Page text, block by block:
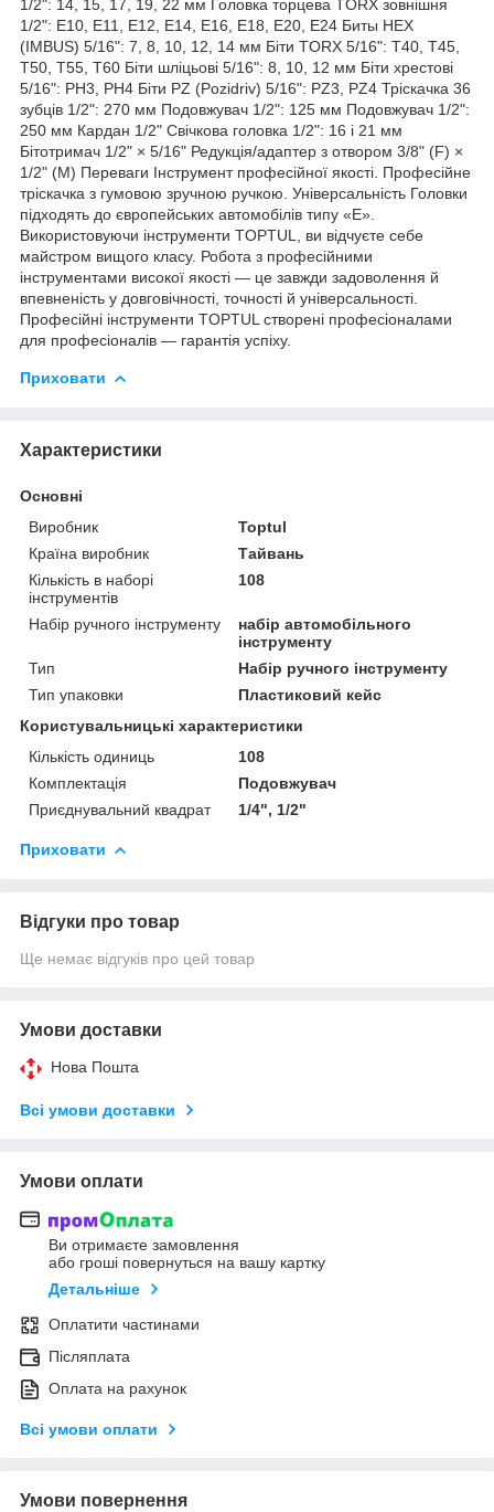
1/2": 14, 15, 17, 19, 22 мм Головка торцева TORX зовнішня
1/2": E10, E11, E12, E14, E16, E18, E20, E24 Биты HEX
(IMBUS) 5/16": 7, 8, 10, 12, 14 мм Біти TORX 5/16": T40, T45,
T50, T55, T60 Біти шліцьові 5/16": 8, 10, 12 мм Біти хрестові
5/16": PH3, PH4 Біти PZ (Pozidriv) 5/16": PZ3, PZ4 Тріскачка 36
зубців 1/2": 270 мм Подовжувач 1/2": 125 мм Подовжувач 1/2":
250 мм Кардан 1/2" Свічкова головка 1/2": 16 і 21 мм
Бітотримач 1/2" × 5/16" Редукція/адаптер з отвором 3/8" (F) ×
1/2" (M) Переваги Інструмент професійної якості. Професійне
тріскачка з гумовою зручною ручкою. Універсальність Головки
підходять до європейських автомобілів типу «E».
Використовуючи інструменти TOPTUL, ви відчуєте себе
майстром вищого класу. Робота з професійними
інструментами високої якості — це завжди задоволення й
впевненість у довговічності, точності й універсальності.
Професійні інструменти TOPTUL створені професіоналами
для професіоналів — гарантія успіху.
Приховати
Характеристики
Основні
Виробник
Toptul
Країна виробник
Тайвань
Кількість в наборі
інструментів
108
Набір ручного інструменту
набір автомобільного
інструменту
Тип
Набір ручного інструменту
Тип упаковки
Пластиковий кейс
Користувальницькі характеристики
Кількість одиниць
108
Комплектація
Подовжувач
Приєднувальний квадрат
1/4", 1/2"
Приховати
Відгуки про товар
Ще немає відгуків про цей товар
Умови доставки
Нова Пошта
Всі умови доставки
Умови оплати
Ви отримаєте замовлення
або гроші повернуться на вашу картку
Детальніше
Оплатити частинами
Післяплата
Оплата на рахунок
Всі умови оплати
Умови повернення